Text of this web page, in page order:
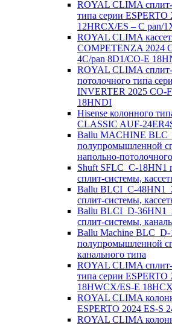
ROYAL CLIMA сплит-
типа серии ESPERTO
12HRCX/ES – C pan/
ROYAL CLIMA
COMPETENZA 2024
4C/pan 8D1/CO-E
ROYAL CLIMA
потолочного типа
INVERTER 2025 CO-
18HNDI
Hisense колонного
CLASSIC AUF-
Ballu MACHINE
полупромышленной
напольно-
Shuft SFLC_C-
сплит-системы,
Ballu BLCI_C-
сплит-системы,
Ballu BLCI_D-
сплит-системы,
Ballu Machine
полупромышленной
канального типа
ROYAL CLIMA сплит-
типа серии ESPERTO
18HWCX/ES-E 18HСX
ROYAL CLIMA
ESPERTO 2024 ES-S
ROYAL CLIMA